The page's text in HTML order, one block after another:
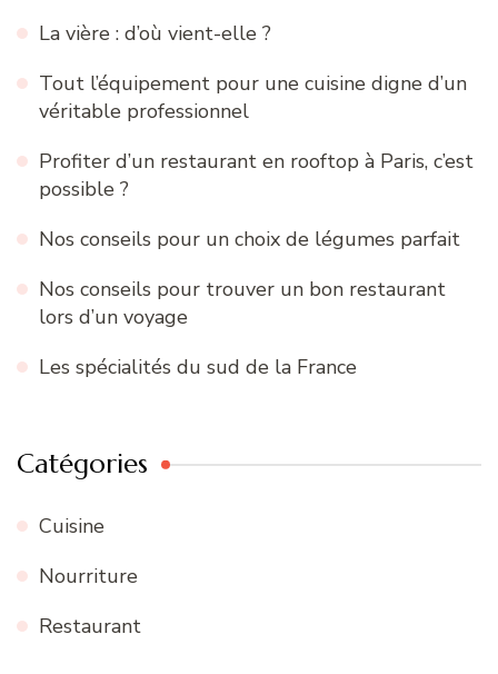
La vière : d’où vient-elle ?
Tout l’équipement pour une cuisine digne d’un
véritable professionnel
Profiter d’un restaurant en rooftop à Paris, c’est
possible ?
Nos conseils pour un choix de légumes parfait
Nos conseils pour trouver un bon restaurant
lors d’un voyage
Les spécialités du sud de la France
Catégories
Cuisine
Nourriture
Restaurant